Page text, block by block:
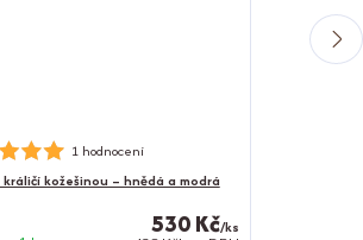
1 hodnocení
králičí kožešinou – hnědá a modrá
530 Kč/ks